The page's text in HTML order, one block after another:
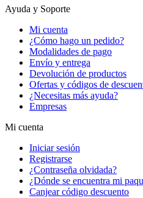
Ayuda y Soporte
Mi cuenta
¿Cómo hago un pedido?
Modalidades de pago
Envío y entrega
Devolución de productos
Ofertas y códigos de
¿Necesitas más ayuda?
Empresas
Mi cuenta
Iniciar sesión
Registrarse
¿Contraseña olvidada?
¿Dónde se encuentra mi
Canjear código descuento